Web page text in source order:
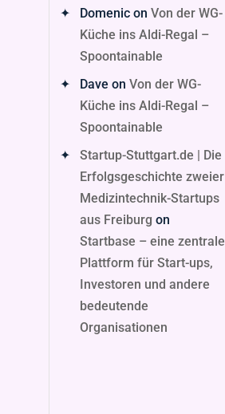
Domenic onVon der WG-
Küche ins Aldi-Regal –
Spoontainable
Dave onVon der WG-
Küche ins Aldi-Regal –
Spoontainable
Startup-Stuttgart.de | Die
Erfolgsgeschichte zweier
Medizintechnik-Startups
aus Freiburg on
Startbase – eine zentrale
Plattform für Start-ups,
Investoren und andere
bedeutende
Organisationen